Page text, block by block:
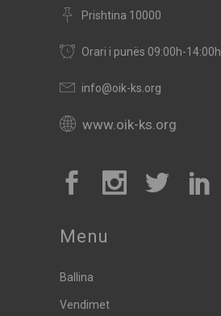
Prishtina 10000
Orari i punës 09:00h-14:00h
info@oik-ks.org
www.oik-ks.org
Menu
Ballina
Vendimet